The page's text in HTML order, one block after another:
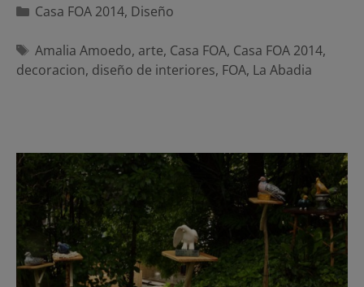
Categorías
Casa FOA 2014, Diseño
Etiquetas
Amalia Amoedo, arte, Casa FOA, Casa FOA 2014,
decoracion, diseño de interiores, FOA, La Abadia